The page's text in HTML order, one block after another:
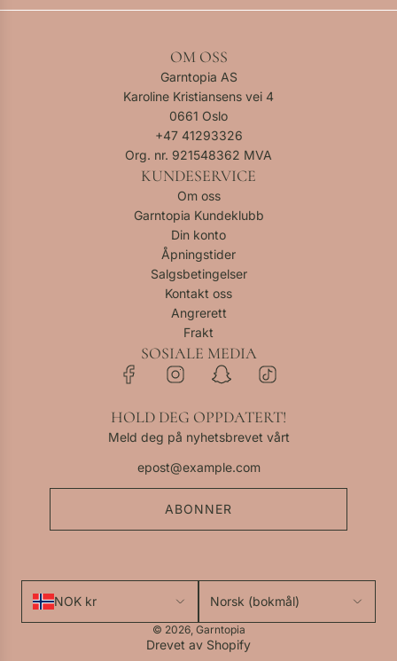
OM OSS
Garntopia AS
Karoline Kristiansens vei 4
0661 Oslo
+47 41293326
Org. nr. 921548362 MVA
KUNDESERVICE
Om oss
Garntopia Kundeklubb
Din konto
Åpningstider
Salgsbetingelser
Kontakt oss
Angrerett
Frakt
SOSIALE MEDIA
HOLD DEG OPPDATERT!
Meld deg på nyhetsbrevet vårt
ABONNER
NOK kr Norsk (bokmål)
© 2026, Garntopia
Drevet av Shopify